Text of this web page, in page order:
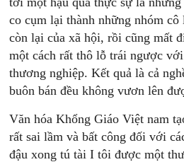
co cụm lại thành những nhóm
còn lại của xã hội, rồi cũng mất
một cách rất thô lỗ trái ngược
thương nghiệp. Kết quả là cả
buôn bán đều không vươn lên
Văn hóa Khổng Giáo Việt nam
rất sai lầm và bất công đối với
đậu xong tú tài I tôi được một